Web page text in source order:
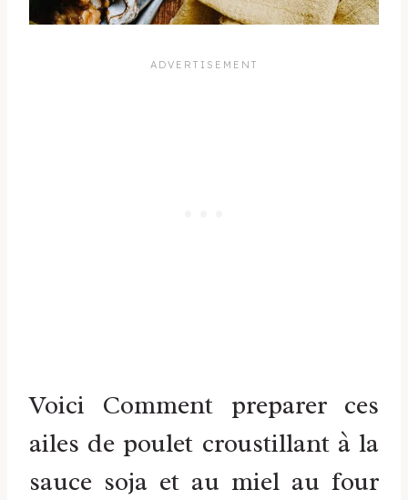
Voici Comment preparer ces
ailes de poulet croustillant à la
sauce soja et au miel au four